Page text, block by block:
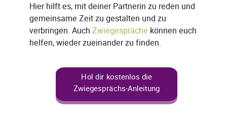
Hier hilft es, mit deiner Partnerin zu reden und
gemeinsame Zeit zu gestalten und zu
verbringen. Auch Zwiegespräche können euch
helfen, wieder zueinander zu finden.
Hol dir kostenlos die
Zwiegesprächs-Anleitung